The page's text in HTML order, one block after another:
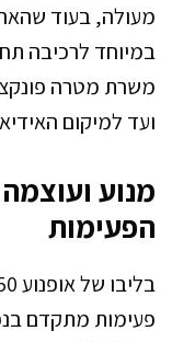
מעולה, בעוד
במיוחד לרכיבה
משרת מטרה
ועד למיקום
הפעימות